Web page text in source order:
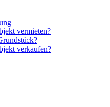
vermieten?
verkaufen?